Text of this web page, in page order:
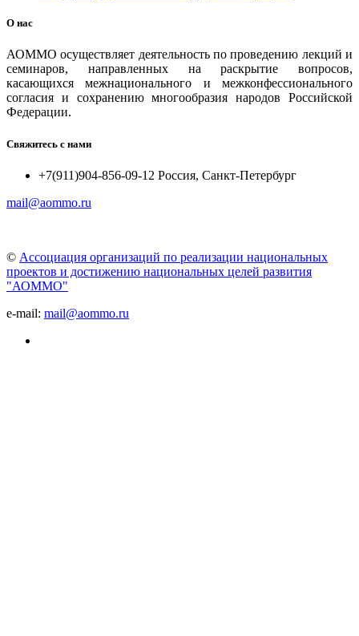
О нас
АОММО осуществляет деятельность по проведению лекций и
семинаров, направленных на раскрытие вопросов,
касающихся межнационального и межконфессионального
согласия и сохранению многообразия народов Российской
Федерации.
Свяжитесь с нами
+7(911)904-856-09-12 Россия, Санкт-Петербург
mail@aommo.ru
© Ассоциация организаций по реализации национальных
проектов и достижению национальных целей развития
"АОММО"
e-mail: mail@aommo.ru